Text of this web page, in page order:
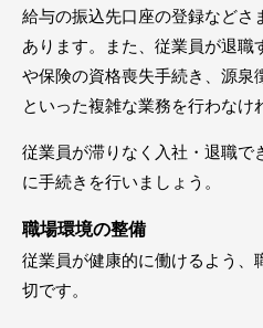
給与の振込先口座の登録などさ
あります。また、従業員が退職
や保険の資格喪失手続き、源泉
といった複雑な業務を行わなけ
従業員が滞りなく入社・退職で
に手続きを行いましょう。
職場環境の整備
従業員が健康的に働けるよう、
切です。